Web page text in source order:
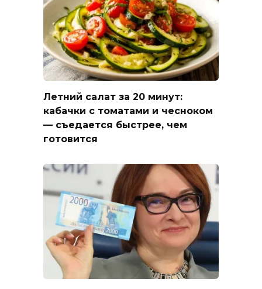
Летний салат за 20 минут:
кабачки с томатами и чесноком
— съедается быстрее, чем
готовится